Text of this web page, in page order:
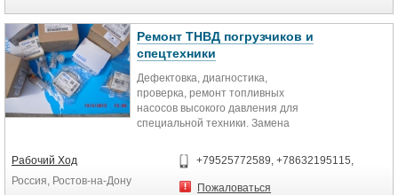
машин, духовок,…в Красноярске на
дому. Приедем вовремя, починим
сразу.
Ремонт ТНВД погрузчиков и
спецтехники
Дефектовка, диагностика,
проверка, ремонт топливных
насосов высокого давления для
специальной техники. Замена
плунжерной пары, ротора, замена
нагнетательных пластин.
Рабочий Ход
Россия, Ростов-на-Дону
+79525772589, +78632195115,
Пожаловаться